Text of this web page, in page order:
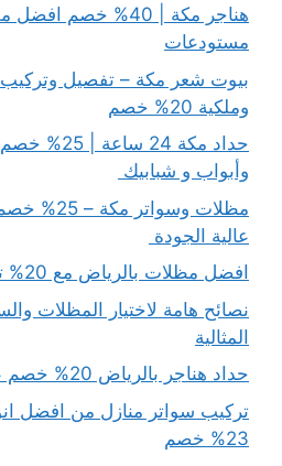
هناجر مكة | 40% خصم
مستودعات
بيوت شعر مكة – تفصيل
وملكية 20% خصم
حداد مكة 24
وأبواب و شبابيك
مظلات
عالية الجودة
افضل مظلات بالرياض مع 20% تخفيض
نصائح هامة لاختيار المظلات
المثالية
حداد هناجر بالرياض 20% خصم على اعمالنا
تركيب سواتر منازل من افضل
23% خصم